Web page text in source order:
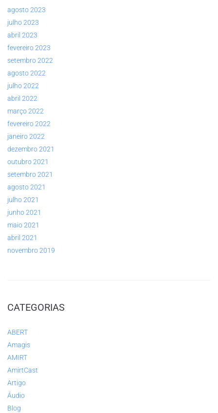
agosto 2023
julho 2023
abril 2023
fevereiro 2023
setembro 2022
agosto 2022
julho 2022
abril 2022
março 2022
fevereiro 2022
janeiro 2022
dezembro 2021
outubro 2021
setembro 2021
agosto 2021
julho 2021
junho 2021
maio 2021
abril 2021
novembro 2019
CATEGORIAS
ABERT
Amagis
AMIRT
AmirtCast
Artigo
Áudio
Blog